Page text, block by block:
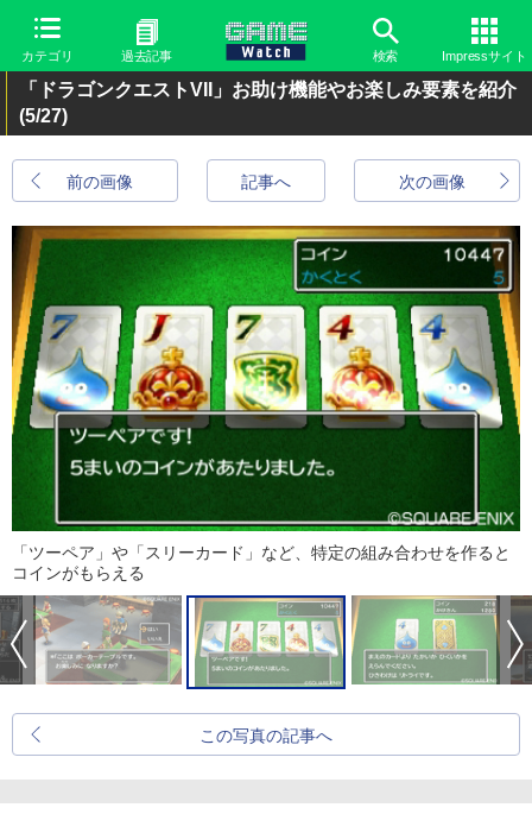
カテゴリ 過去記事 検索 Impressサイト
「ドラゴンクエストVII」お助け機能やお楽しみ要素を紹介
(5/27)
前の画像 次の画像
記事へ
「ツーペア」や「スリーカード」など、特定の組み合わせを作ると
コインがもらえる
この写真の記事へ